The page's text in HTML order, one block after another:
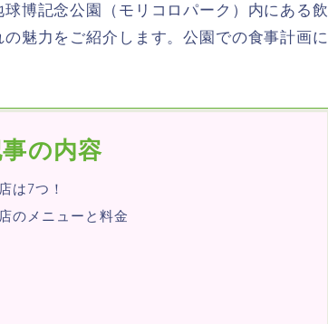
博記念公園（モリコロパーク）内にある飲
魅力をご紹介します。公園での食事計画に
の内容
は7つ！
のメニューと料金